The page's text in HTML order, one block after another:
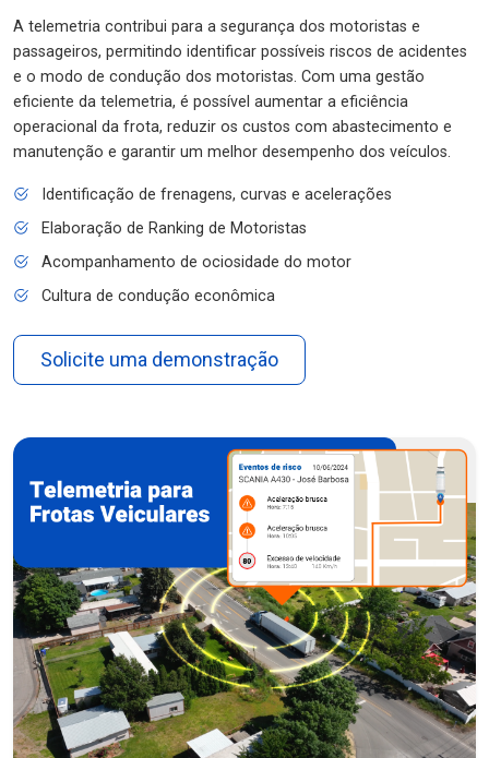
A telemetria contribui para a segurança dos motoristas e
passageiros, permitindo identificar possíveis riscos de acidentes
e o modo de condução dos motoristas. Com uma gestão
eficiente da telemetria, é possível aumentar a eficiência
operacional da frota, reduzir os custos com abastecimento e
manutenção e garantir um melhor desempenho dos veículos.
Identificação de frenagens, curvas e acelerações
Elaboração de Ranking de Motoristas
Acompanhamento de ociosidade do motor
Cultura de condução econômica
Solicite uma demonstração